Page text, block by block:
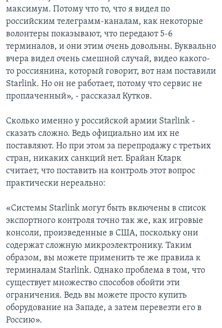
максимум. Потому что то, что я видел по
российским телеграмм-каналам, как некоторые
волонтеры показывают, что передают 5-6
терминалов, и они этим очень довольны. Буквально
вчера видел очень смешной случай, видео какого-
то россиянина, который говорит, вот нам поставили
Starlink. Но он не работает, потому что сервис не
проплаченный», - рассказал Кутков.
Сколько именно у российской армии Starlink -
сказать сложно. Ведь официально им их не
поставляют. Но при этом за перепродажу с третьих
стран, никаких санкций нет. Брайан Кларк
считает, что поставить на контроль этот вопрос
практически нереально:
«Системы Starlink могут быть включены в список
экспортного контроля точно так же, как игровые
консоли, произведенные в США, поскольку они
содержат сложную микроэлектронику. Таким
образом, вы можете применить те же правила к
терминалам Starlink. Однако проблема в том, что
существует множество способов обойти эти
ограничения. Ведь вы можете просто купить
оборудование на Западе, а затем перевезти его в
Россию».